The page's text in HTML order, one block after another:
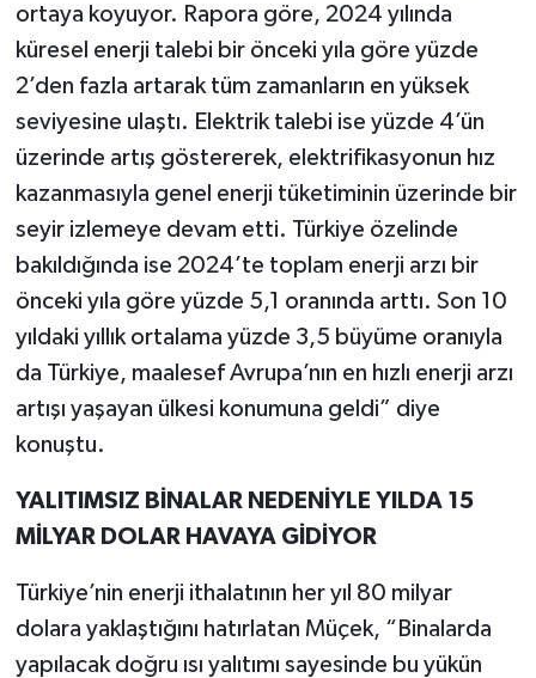
ortaya koyuyor. Rapora göre, 2024 yılında
küresel enerji talebi bir önceki yıla göre yüzde
2’den fazla artarak tüm zamanların en yüksek
seviyesine ulaştı. Elektrik talebi ise yüzde 4’ün
üzerinde artış göstererek, elektrifikasyonun hız
kazanmasıyla genel enerji tüketiminin üzerinde bir
seyir izlemeye devam etti. Türkiye özelinde
bakıldığında ise 2024’te toplam enerji arzı bir
önceki yıla göre yüzde 5,1 oranında arttı. Son 10
yıldaki yıllık ortalama yüzde 3,5 büyüme oranıyla
da Türkiye, maalesef Avrupa’nın en hızlı enerji arzı
artışı yaşayan ülkesi konumuna geldi” diye
konuştu.
YALITIMSIZ BİNALAR NEDENİYLE YILDA 15
MİLYAR DOLAR HAVAYA GİDİYOR
Türkiye’nin enerji ithalatının her yıl 80 milyar
dolara yaklaştığını hatırlatan Müçek, “Binalarda
yapılacak doğru ısı yalıtımı sayesinde bu yükün